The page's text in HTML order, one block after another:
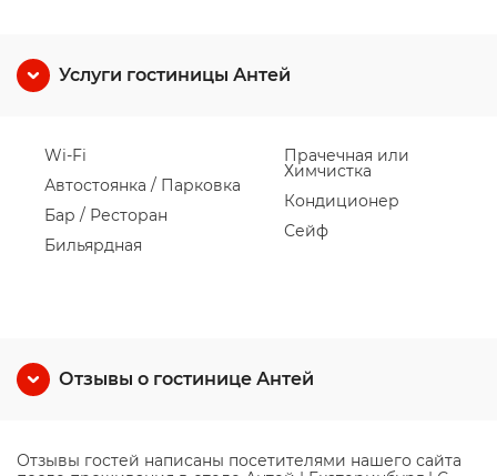
Услуги гостиницы Антей
Wi-Fi
Автостоянка / Парковка
Бар / Ресторан
Бильярдная
Прачечная или
Химчистка
Кондиционер
Сейф
Отзывы о гостинице Антей
Отзывы гостей написаны посетителями нашего сайта